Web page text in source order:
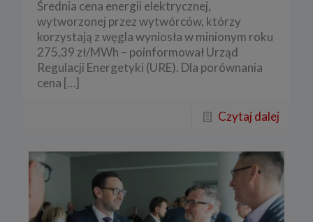
Średnia cena energii elektrycznej,
wytworzonej przez wytwórców, którzy
korzystają z węgla wyniosła w minionym roku
275,39 zł/MWh – poinformował Urząd
Regulacji Energetyki (URE). Dla porównania
cena […]
Czytaj dalej